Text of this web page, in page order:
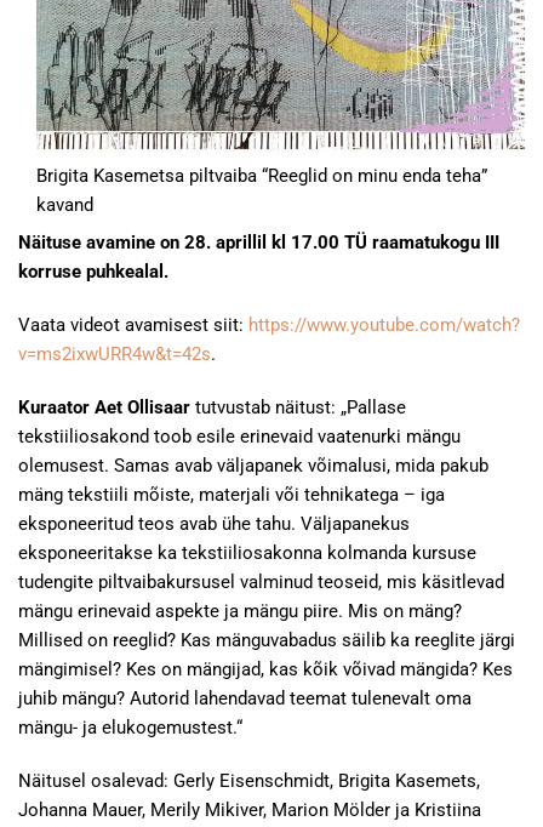
Brigita Kasemetsa piltvaiba “Reeglid on minu enda teha”
kavand
Näituse avamine on 28. aprillil kl 17.00 TÜ raamatukogu III
korruse puhkealal.
Vaata videot avamisest siit: https://www.youtube.com/watch?
v=ms2ixwURR4w&t=42s.
Kuraator Aet Ollisaar tutvustab näitust: „Pallase
tekstiiliosakond toob esile erinevaid vaatenurki mängu
olemusest. Samas avab väljapanek võimalusi, mida pakub
mäng tekstiili mõiste, materjali või tehnikatega – iga
eksponeeritud teos avab ühe tahu. Väljapanekus
eksponeeritakse ka tekstiiliosakonna kolmanda kursuse
tudengite piltvaibakursusel valminud teoseid, mis käsitlevad
mängu erinevaid aspekte ja mängu piire. Mis on mäng?
Millised on reeglid? Kas mänguvabadus säilib ka reeglite järgi
mängimisel? Kes on mängijad, kas kõik võivad mängida? Kes
juhib mängu? Autorid lahendavad teemat tulenevalt oma
mängu- ja elukogemustest.“
Näitusel osalevad: Gerly Eisenschmidt, Brigita Kasemets,
Johanna Mauer, Merily Mikiver, Marion Mölder ja Kristiina